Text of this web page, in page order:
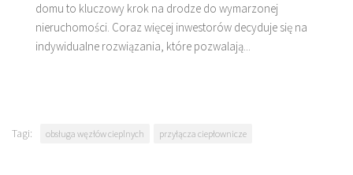
domu to kluczowy krok na drodze do wymarzonej
nieruchomości. Coraz więcej inwestorów decyduje się na
indywidualne rozwiązania, które pozwalają...
Tagi: obsługa węzłów cieplnych przyłącza ciepłownicze